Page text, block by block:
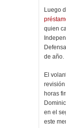
Luego
quien
de año.
El
revisión
horas
en el
este